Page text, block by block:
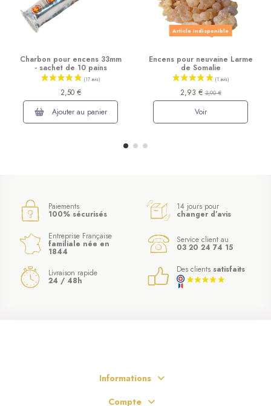
Charbon pour encens 33mm
- sachet de 10 pains
2,50 €
Ajouter au panier
Article indisponible
Encens pour neuvaine Larme
de Somalie
2,93 €3,90 €
Voir
Paiements
100% sécurisés
14 jours pour
changer d’avis
Entreprise Française
familiale née en
1844
Service client au
03 20 24 74 15
Livraison rapide
24 / 48h
Des clients satisfaits
Informations
Compte